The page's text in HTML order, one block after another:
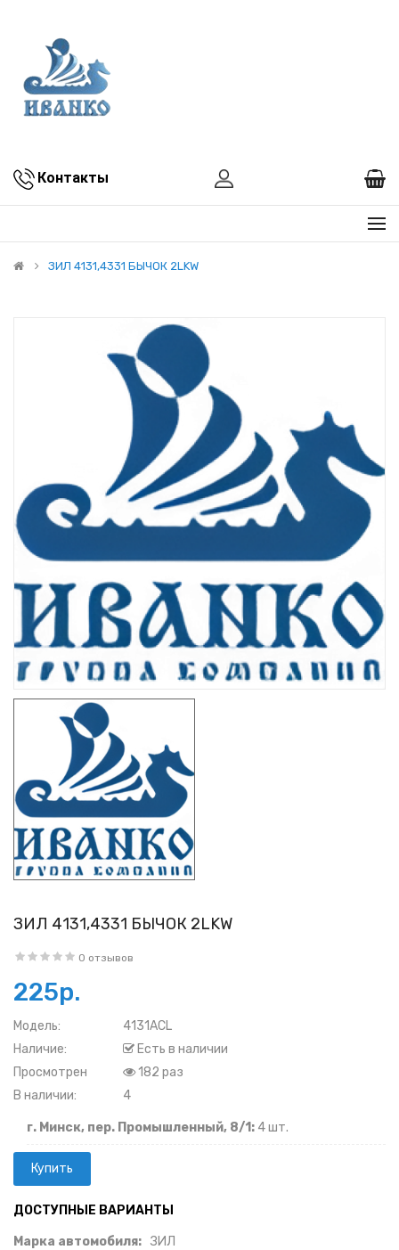
Контакты
ЗИЛ 4131,4331 БЫЧОК 2LKW
ЗИЛ 4131,4331 БЫЧОК 2LKW
0 отзывов
225р.
Модель:
4131ACL
Наличие:
Есть в наличии
Просмотрен
182 раз
В наличии:
4
г. Минск, пер. Промышленный, 8/1: 4 шт.
ДОСТУПНЫЕ ВАРИАНТЫ
Марка автомобиля: ЗИЛ